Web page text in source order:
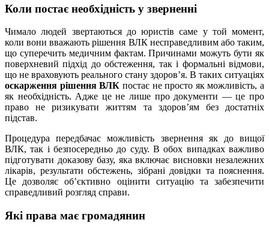
Коли постає необхідність у зверненні
Чимало людей звертаються до юристів саме у той момент,
коли вони вважають рішення ВЛК несправедливим або таким,
що суперечить медичним фактам. Причинами можуть бути як
поверхневий підхід до обстеження, так і формальні відмови,
що не враховують реального стану здоров’я. В таких ситуаціях
оскарження рішення ВЛК постає не просто як можливість, а
як необхідність. Адже це не лише про документи — це про
право не ризикувати життям та здоров’ям без достатніх
підстав.
Процедура передбачає можливість звернення як до вищої
ВЛК, так і безпосередньо до суду. В обох випадках важливо
підготувати доказову базу, яка включає висновки незалежних
лікарів, результати обстежень, зібрані довідки та пояснення.
Це дозволяє об’єктивно оцінити ситуацію та забезпечити
справедливий розгляд справи.
Які права має громадянин